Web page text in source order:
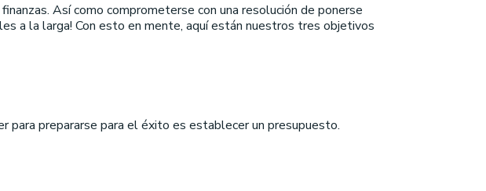
Así como comprometerse con una resolución de ponerse
a la larga! Con esto en mente, aquí están nuestros tres objetivos
para prepararse para el éxito es establecer un presupuesto.